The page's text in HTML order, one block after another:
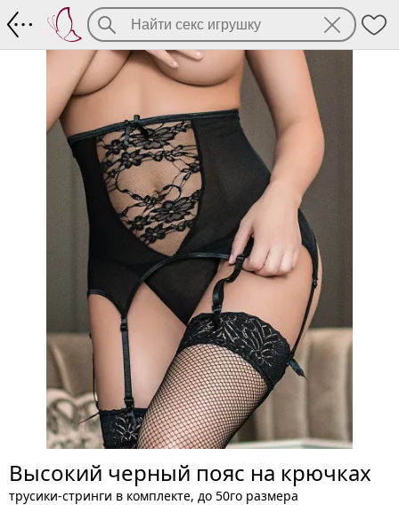
Высокий черный пояс на крючках
трусики-стринги в комплекте, до 50го размера
Высокий черный пояс на крючках